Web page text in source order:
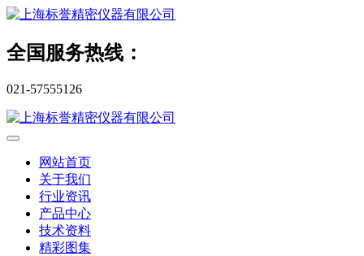
全国服务热线：
021-57555126
网站首页
关于我们
行业资讯
产品中心
技术资料
精彩图集